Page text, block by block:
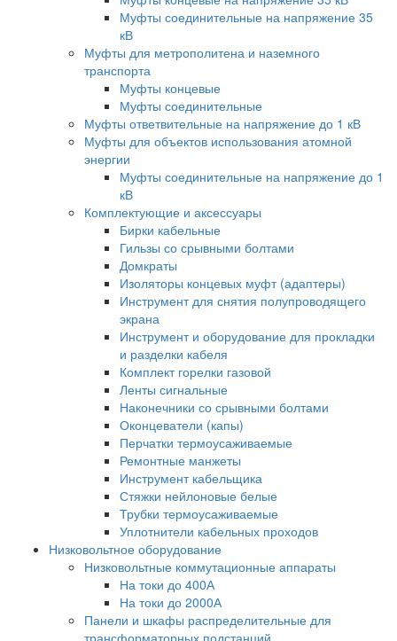
Муфты соединительные на напряжение 35
кВ
Муфты для метрополитена и наземного
транспорта
Муфты концевые
Муфты соединительные
Муфты ответвительные на напряжение до 1 кВ
Муфты для объектов использования атомной
энергии
Муфты соединительные на напряжение до 1
кВ
Комплектующие и аксессуары
Бирки кабельные
Гильзы со срывными болтами
Домкраты
Изоляторы концевых муфт (адаптеры)
Инструмент для снятия полупроводящего
экрана
Инструмент и оборудование для прокладки
и разделки кабеля
Комплект горелки газовой
Ленты сигнальные
Наконечники со срывными болтами
Оконцеватели (капы)
Перчатки термоусаживаемые
Ремонтные манжеты
Инструмент кабельщика
Стяжки нейлоновые белые
Трубки термоусаживаемые
Уплотнители кабельных проходов
Низковольтное оборудование
Низковольтные коммутационные аппараты
На токи до 400А
На токи до 2000А
Панели и шкафы распределительные для
трансформаторных подстанций